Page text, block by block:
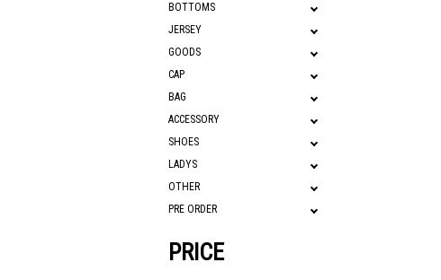
BOTTOMS
JERSEY
GOODS
CAP
BAG
ACCESSORY
SHOES
LADYS
OTHER
PRE ORDER
PRICE